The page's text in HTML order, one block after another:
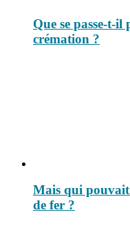
Que se passe-t-il
crémation ?
Mais qui pouvait
de fer ?